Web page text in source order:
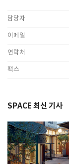
담당자
이메일
연락처
팩스
SPACE 최신 기사